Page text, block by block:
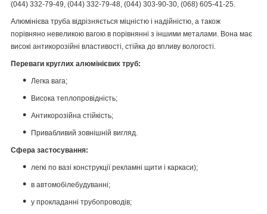
(044) 332-79-49, (044) 332-79-48, (044) 303-90-30, (068) 605-41-25.
Алюмінієва труба відрізняється міцністю і надійністю, а також
порівняно невеликою вагою в порівнянні з іншими металами. Вона має
високі антикорозійні властивості, стійка до впливу вологості.
Переваги круглих алюмінієвих труб:
Легка вага;
Висока теплопровідність;
Антикорозійна стійкість;
Привабливий зовнішній вигляд.
Сфера застосування:
легкі по вазі конструкції рекламні щити і каркаси);
в автомобілебудуванні;
у прокладанні трубопроводів;